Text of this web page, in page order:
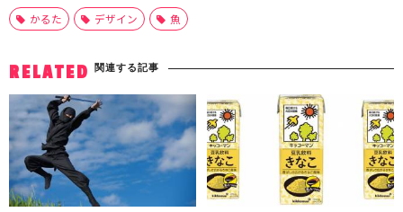
かるた デザイン 魚
RELATED 関連する記事